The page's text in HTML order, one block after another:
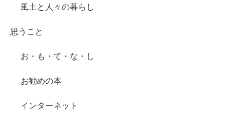
風土と人々の暮らし
思うこと
お・も・て・な・し
お勧めの本
インターネット